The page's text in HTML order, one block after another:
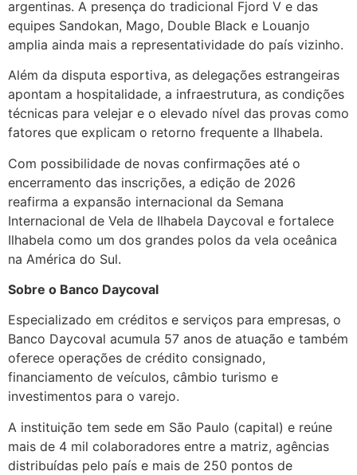
argentinas. A presença do tradicional Fjord V e das
equipes Sandokan, Mago, Double Black e Louanjo
amplia ainda mais a representatividade do país vizinho.
Além da disputa esportiva, as delegações estrangeiras
apontam a hospitalidade, a infraestrutura, as condições
técnicas para velejar e o elevado nível das provas como
fatores que explicam o retorno frequente a Ilhabela.
Com possibilidade de novas confirmações até o
encerramento das inscrições, a edição de 2026
reafirma a expansão internacional da Semana
Internacional de Vela de Ilhabela Daycoval e fortalece
Ilhabela como um dos grandes polos da vela oceânica
na América do Sul.
Sobre o Banco Daycoval
Especializado em créditos e serviços para empresas, o
Banco Daycoval acumula 57 anos de atuação e também
oferece operações de crédito consignado,
financiamento de veículos, câmbio turismo e
investimentos para o varejo.
A instituição tem sede em São Paulo (capital) e reúne
mais de 4 mil colaboradores entre a matriz, agências
distribuídas pelo país e mais de 250 pontos de